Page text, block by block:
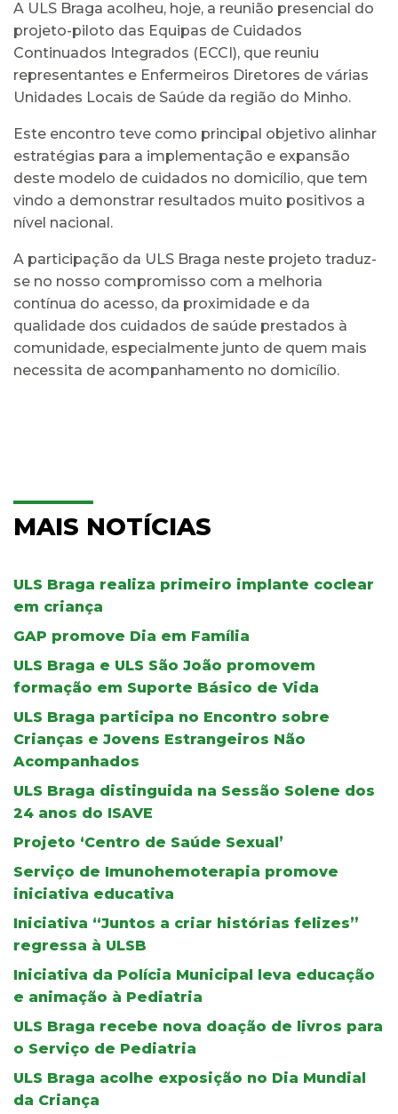
A ULS Braga acolheu, hoje, a reunião presencial do
projeto-piloto das Equipas de Cuidados
Continuados Integrados (ECCI), que reuniu
representantes e Enfermeiros Diretores de várias
Unidades Locais de Saúde da região do Minho.
Este encontro teve como principal objetivo alinhar
estratégias para a implementação e expansão
deste modelo de cuidados no domicílio, que tem
vindo a demonstrar resultados muito positivos a
nível nacional.
A participação da ULS Braga neste projeto traduz-
se no nosso compromisso com a melhoria
contínua do acesso, da proximidade e da
qualidade dos cuidados de saúde prestados à
comunidade, especialmente junto de quem mais
necessita de acompanhamento no domicílio.
MAIS NOTÍCIAS
ULS Braga realiza primeiro implante coclear
em criança
GAP promove Dia em Família
ULS Braga e ULS São João promovem
formação em Suporte Básico de Vida
ULS Braga participa no Encontro sobre
Crianças e Jovens Estrangeiros Não
Acompanhados
ULS Braga distinguida na Sessão Solene dos
24 anos do ISAVE
Projeto ‘Centro de Saúde Sexual’
Serviço de Imunohemoterapia promove
iniciativa educativa
Iniciativa “Juntos a criar histórias felizes”
regressa à ULSB
Iniciativa da Polícia Municipal leva educação
e animação à Pediatria
ULS Braga recebe nova doação de livros para
o Serviço de Pediatria
ULS Braga acolhe exposição no Dia Mundial
da Criança